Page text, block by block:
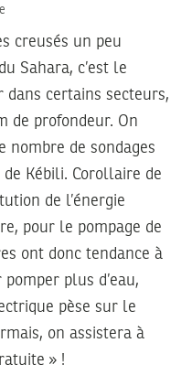
creusés un peu
Sahara, c’est le
dans certains secteurs,
de profondeur. On
de sondages
Kébili. Corollaire de
de l’énergie
pour le pompage de
ont donc tendance à
plus d’eau,
pèse sur le
on assistera à
» !